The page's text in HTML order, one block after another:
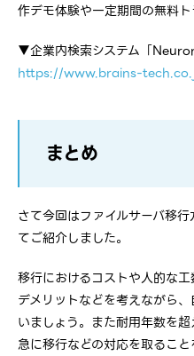
作デモ体験や一定期間の無料ト
▼企業内検索システム「
https://www.brains-
まとめ
さて今回はファイルサーバ移
てご紹介しました。
移行におけるコストや人的な
デメリットなどを考えながら
いましょう。また耐用年数を
急に移行などの対応を取ること